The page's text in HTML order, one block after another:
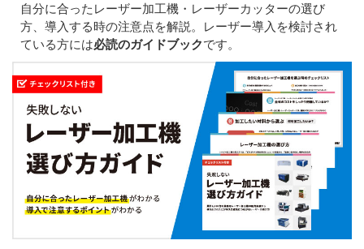
自分に合ったレーザー加工機・レーザーカッターの選び
方、導入する時の注意点を解説。レーザー導入を検討され
ている方には必読のガイドブックです。